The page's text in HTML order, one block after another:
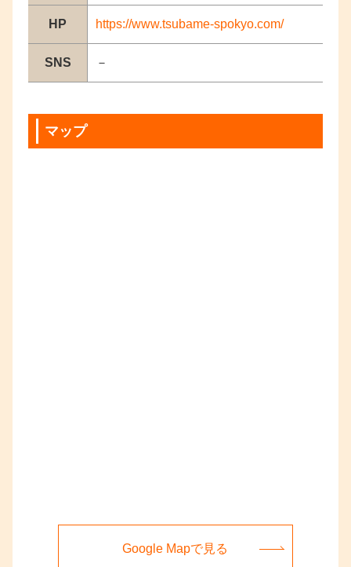
HP https://www.tsubame-spokyo.com/
SNS －
マップ
Google Mapで見る